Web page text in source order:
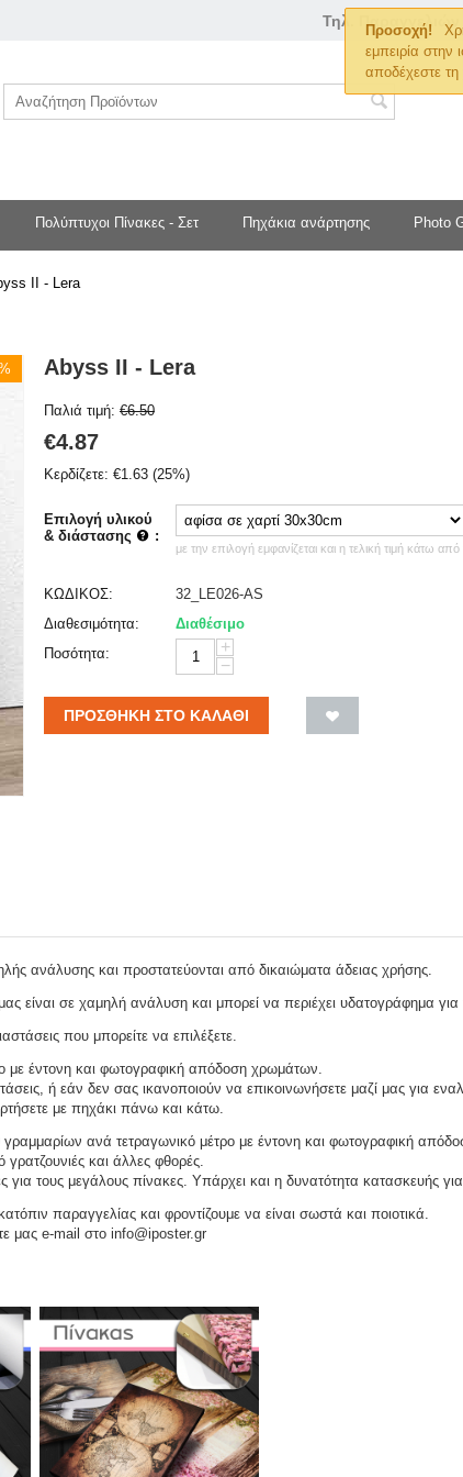
Προσοχή!
εμπειρία στην
αποδέχεστε
Τηλ. Παραγγελιών
Πολύπτυχοι Πίνακες - Σετ Πηχάκια ανάρτησης Photo
II - Lera
Abyss II - Lera
Παλιά τιμή: €6.50
€4.87
Κερδίζετε: €1.63 (25%)
Επιλογή υλικού
& διάστασης
:
με την επιλογή εμφανίζεται και η τελική τιμή κάτω
ΚΩΔΙΚΟΣ:
32_LE026-AS
Διαθεσιμότητα:
Διαθέσιμο
Ποσότητα:
+
−
ΠΡΟΣΘΉΚΗ ΣΤΟ ΚΑΛΆΘΙ
ανάλυσης και προστατεύονται από δικαιώματα άδειας χρήσης.
είναι σε χαμηλή ανάλυση και μπορεί να περιέχει υδατογράφημα
που μπορείτε να επιλέξετε.
με έντονη και φωτογραφική απόδοση χρωμάτων.
ή εάν δεν σας ικανοποιούν να επικοινωνήσετε μαζί μας για
με πηχάκι πάνω και κάτω.
ανά τετραγωνικό μέτρο με έντονη και φωτογραφική
γρατζουνιές και άλλες φθορές.
για τους μεγάλους πίνακες. Υπάρχει και η δυνατότητα κατασκευής
παραγγελίας και φροντίζουμε να είναι σωστά και ποιοτικά.
μας e-mail στο info@iposter.gr